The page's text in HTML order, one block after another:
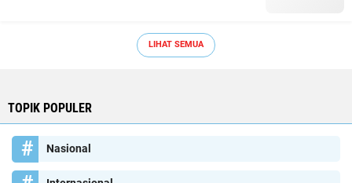
LIHAT SEMUA
TOPIK POPULER
Nasional